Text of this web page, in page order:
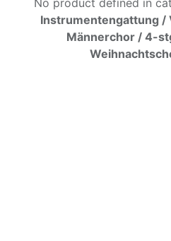
No product defined in
Instrumentengattung /
Männerchor / 4-